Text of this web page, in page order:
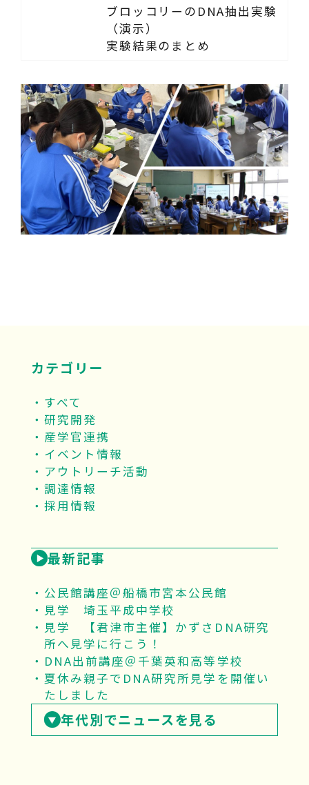
ブロッコリーのDNA抽出実験
（演示）
実験結果のまとめ
カテゴリー
すべて
研究開発
産学官連携
イベント情報
アウトリーチ活動
調達情報
採用情報
最新記事
公民館講座＠船橋市宮本公民館
見学 埼玉平成中学校
見学 【君津市主催】かずさDNA研究
所へ見学に行こう！
DNA出前講座＠千葉英和高等学校
夏休み親子でDNA研究所見学を開催い
たしました
年代別でニュースを見る